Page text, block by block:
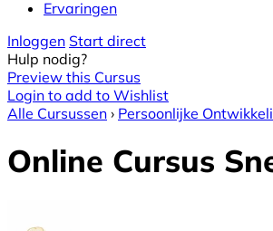
Ervaringen
Inloggen Start direct
Hulp nodig?
Preview this Cursus
Login to add to Wishlist
Alle Cursussen › Persoonlijke
Online Cursus